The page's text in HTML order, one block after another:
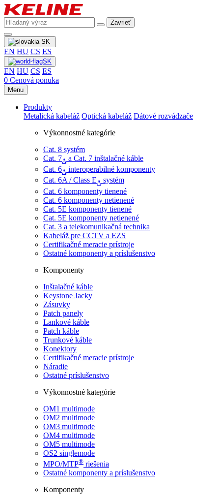
Zavrieť
SK
EN HU CS ES
SK
EN HU CS ES
0 Cenová ponuka
Menu
Produkty
Metalická kabeláž Optická kabeláž Dátové rozvádzače
Výkonnostné kategórie
Cat. 8 systém
Cat. 7A ​ a Cat. 7 inštalačné káble
Cat. 6A interoperabilné komponenty
Cat. 6A / Class EA systém
Cat. 6 komponenty tienené
Cat. 6 komponenty netienené
Cat. 5E komponenty tienené
Cat. 5E komponenty netienené
Cat. 3 a telekomunikačná technika
Kabeláž pre CCTV a EZS
Certifikačné meracie prístroje
Ostatné komponenty a príslušenstvo
Komponenty
Inštalačné káble
Keystone Jacky
Zásuvky
Patch panely
Lankové káble
Patch káble
Trunkové káble
Konektory
Certifikačné meracie prístroje
Náradie
Ostatné príslušenstvo
Výkonnostné kategórie
OM1 multimode
OM2 multimode
OM3 multimode
OM4 multimode
OM5 multimode
OS2 singlemode
MPO/MTP® ​ riešenia
Ostatné komponenty a príslušenstvo
Komponenty